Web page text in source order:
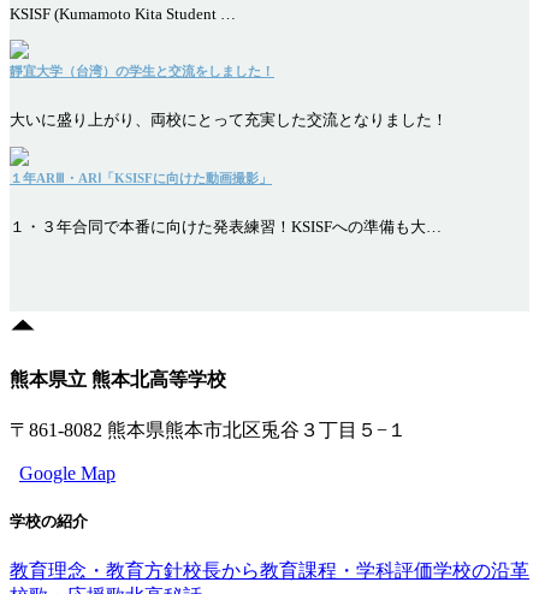
KSISF (Kumamoto Kita Student …
靜宜大学（台湾）の学生と交流をしました！
大いに盛り上がり、両校にとって充実した交流となりました！
１年ARⅢ・ARⅠ「KSISFに向けた動画撮影」
１・３年合同で本番に向けた発表練習！KSISFへの準備も大…
熊本県立 熊本北高等学校
〒861-8082 熊本県熊本市北区兎谷３丁目５−１
Google Map
学校の紹介
教育理念・教育方針校長から教育課程・学科評価学校の沿革